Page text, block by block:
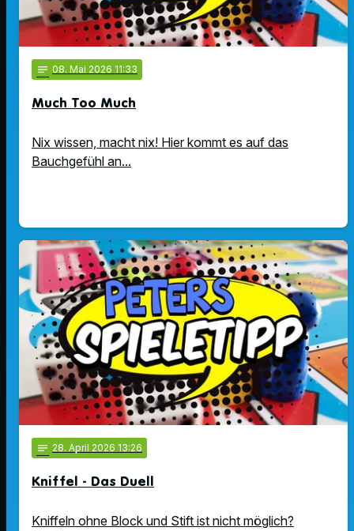
notes 08. Mai 2026 11:33
Much Too Much
Nix wissen, macht nix! Hier kommt es auf das
Bauchgefühl an...
notes 28. April 2026 13:26
Kniffel - Das Duell
Kniffeln ohne Block und Stift ist nicht möglich?